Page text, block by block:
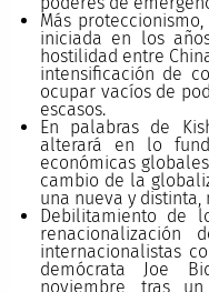
Más
iniciada en los
hostilidad entre
intensificación de
ocupar vacíos de
escasos.
En palabras de
alterará en lo
económicas
cambio de la
una nueva y distinta,
Debilitamiento de
renacionalización
internacionalistas
demócrata Joe
noviembre, tras